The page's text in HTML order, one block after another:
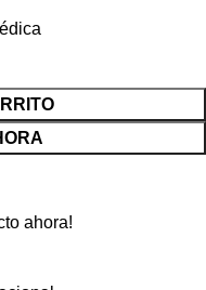
ahora!